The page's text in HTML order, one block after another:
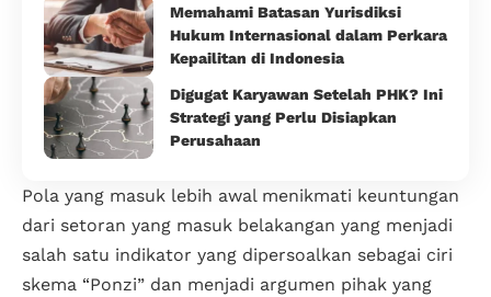
Memahami Batasan Yurisdiksi
Hukum Internasional dalam Perkara
Kepailitan di Indonesia
Digugat Karyawan Setelah PHK? Ini
Strategi yang Perlu Disiapkan
Perusahaan
Pola yang masuk lebih awal menikmati keuntungan
dari setoran yang masuk belakangan yang menjadi
salah satu indikator yang dipersoalkan sebagai ciri
skema “Ponzi” dan menjadi argumen pihak yang